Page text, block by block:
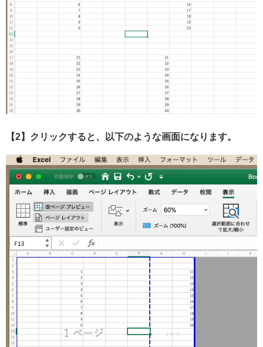
【2】クリックすると、以下のような画面になります。